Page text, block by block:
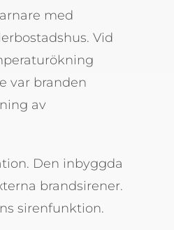
med
Vid
var branden
av
Den inbyggda
brandsirener.
sirenfunktion.